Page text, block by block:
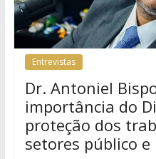
Entrevistas
Dr. Antoniel
importância do
proteção dos
setores público e